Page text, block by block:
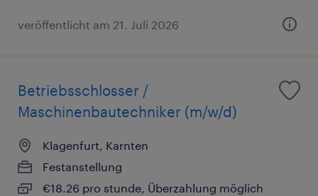
veröffentlicht am 21. Juli 2026
Betriebsschlosser /
Maschinenbautechniker (m/w/d)
Klagenfurt, Karnten
Festanstellung
€18.26 pro stunde, Überzahlung möglich